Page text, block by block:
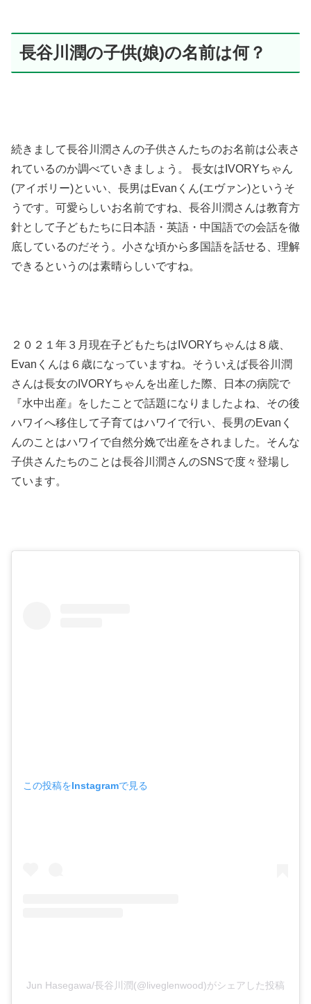
長谷川潤の子供(娘)の名前は何？
続きまして長谷川潤さんの子供さんたちのお名前は公表さ
れているのか調べていきましょう。 長女はIVORYちゃん
(アイボリー)といい、長男はEvanくん(エヴァン)というそ
うです。可愛らしいお名前ですね、長谷川潤さんは教育方
針として子どもたちに日本語・英語・中国語での会話を徹
底しているのだそう。小さな頃から多国語を話せる、理解
できるというのは素晴らしいですね。
２０２１年３月現在子どもたちはIVORYちゃんは８歳、
Evanくんは６歳になっていますね。そういえば長谷川潤
さんは長女のIVORYちゃんを出産した際、日本の病院で
『水中出産』をしたことで話題になりましたよね、その後
ハワイへ移住して子育てはハワイで行い、長男のEvanく
んのことはハワイで自然分娩で出産をされました。そんな
子供さんたちのことは長谷川潤さんのSNSで度々登場し
ています。
この投稿をInstagramで見る
Jun Hasegawa/長谷川潤(@liveglenwood)がシェアした投稿